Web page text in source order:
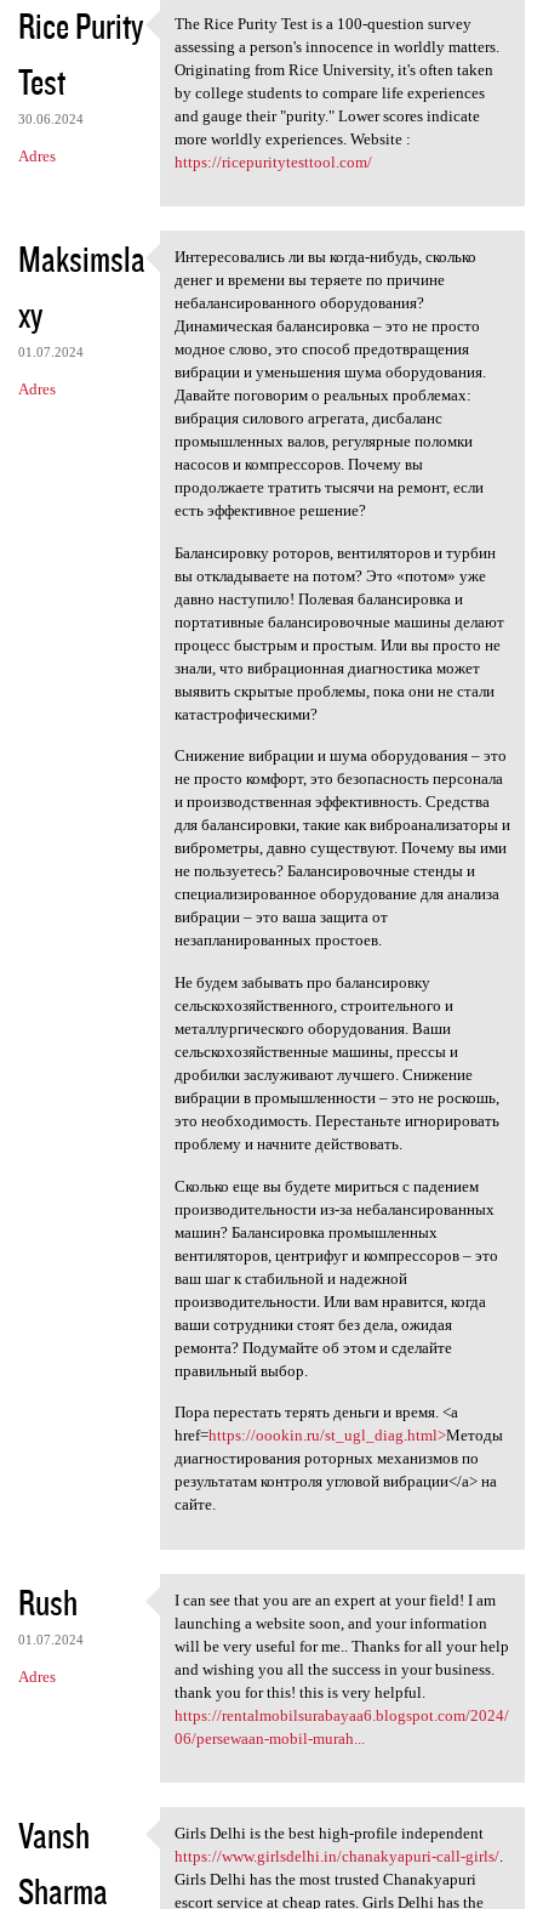
Rice Purity
Test
30.06.2024
Adres
The Rice Purity Test is a 100
The Rice Purity Test is a 100-question survey
assessing a person's innocence in worldly matters.
Originating from Rice University, it's often taken
by college students to compare life experiences
and gauge their "purity." Lower scores indicate
more worldly experiences. Website :
https://ricepuritytesttool.com/
Maksimsla
xy
01.07.2024
Adres
Интересовались ли вы когда
Интересовались ли вы когда-нибудь, сколько
денег и времени вы теряете по причине
небалансированного оборудования?
Динамическая балансировка – это не просто
модное слово, это способ предотвращения
вибрации и уменьшения шума оборудования.
Давайте поговорим о реальных проблемах:
вибрация силового агрегата, дисбаланс
промышленных валов, регулярные поломки
насосов и компрессоров. Почему вы
продолжаете тратить тысячи на ремонт, если
есть эффективное решение?
Балансировку роторов, вентиляторов и турбин
вы откладываете на потом? Это «потом» уже
давно наступило! Полевая балансировка и
портативные балансировочные машины делают
процесс быстрым и простым. Или вы просто не
знали, что вибрационная диагностика может
выявить скрытые проблемы, пока они не стали
катастрофическими?
Снижение вибрации и шума оборудования – это
не просто комфорт, это безопасность персонала
и производственная эффективность. Средства
для балансировки, такие как виброанализаторы и
виброметры, давно существуют. Почему вы ими
не пользуетесь? Балансировочные стенды и
специализированное оборудование для анализа
вибрации – это ваша защита от
незапланированных простоев.
Не будем забывать про балансировку
сельскохозяйственного, строительного и
металлургического оборудования. Ваши
сельскохозяйственные машины, прессы и
дробилки заслуживают лучшего. Снижение
вибрации в промышленности – это не роскошь,
это необходимость. Перестаньте игнорировать
проблему и начните действовать.
Сколько еще вы будете мириться с падением
производительности из-за небалансированных
машин? Балансировка промышленных
вентиляторов, центрифуг и компрессоров – это
ваш шаг к стабильной и надежной
производительности. Или вам нравится, когда
ваши сотрудники стоят без дела, ожидая
ремонта? Подумайте об этом и сделайте
правильный выбор.
Пора перестать терять деньги и время. <a
href=https://oookin.ru/st_ugl_diag.html>Методы
диагностирования роторных механизмов по
результатам контроля угловой вибрации</a> на
сайте.
Rush
01.07.2024
Adres
I can see that you are an
I can see that you are an expert at your field! I am
launching a website soon, and your information
will be very useful for me.. Thanks for all your help
and wishing you all the success in your business.
thank you for this! this is very helpful.
https://rentalmobilsurabayaa6.blogspot.com/2024/
06/persewaan-mobil-murah...
Vansh
Sharma
Girls Delhi is the best high
Girls Delhi is the best high-profile independent
https://www.girlsdelhi.in/chanakyapuri-call-girls/.
Girls Delhi has the most trusted Chanakyapuri
escort service at cheap rates. Girls Delhi has the